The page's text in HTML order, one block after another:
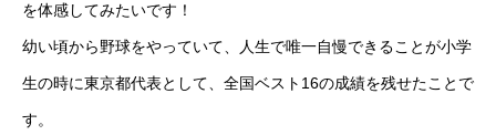
を体感してみたいです！
幼い頃から野球をやっていて、人生で唯一自慢できることが小学
生の時に東京都代表として、全国ベスト16の成績を残せたことで
す。